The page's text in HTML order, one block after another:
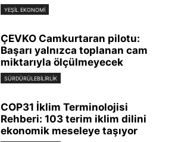
YEŞIL EKONOMI
ÇEVKO Camkurtaran pilotu:
Başarı yalnızca toplanan cam
miktarıyla ölçülmeyecek
SÜRDÜRÜLEBILIRLIK
COP31 İklim Terminolojisi
Rehberi: 103 terim iklim dilini
ekonomik meseleye taşıyor